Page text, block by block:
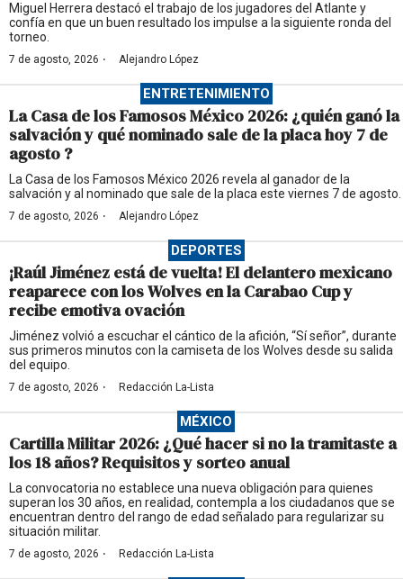
Miguel Herrera destacó el trabajo de los jugadores del Atlante y
confía en que un buen resultado los impulse a la siguiente ronda del
torneo.
7 de agosto, 2026 · Alejandro López
ENTRETENIMIENTO
La Casa de los Famosos México 2026: ¿quién ganó la
salvación y qué nominado sale de la placa hoy 7 de
agosto ?
La Casa de los Famosos México 2026 revela al ganador de la
salvación y al nominado que sale de la placa este viernes 7 de agosto.
7 de agosto, 2026 · Alejandro López
DEPORTES
¡Raúl Jiménez está de vuelta! El delantero mexicano
reaparece con los Wolves en la Carabao Cup y
recibe emotiva ovación
Jiménez volvió a escuchar el cántico de la afición, “Sí señor”, durante
sus primeros minutos con la camiseta de los Wolves desde su salida
del equipo.
7 de agosto, 2026 · Redacción La-Lista
MÉXICO
Cartilla Militar 2026: ¿Qué hacer si no la tramitaste a
los 18 años? Requisitos y sorteo anual
La convocatoria no establece una nueva obligación para quienes
superan los 30 años, en realidad, contempla a los ciudadanos que se
encuentran dentro del rango de edad señalado para regularizar su
situación militar.
7 de agosto, 2026 · Redacción La-Lista